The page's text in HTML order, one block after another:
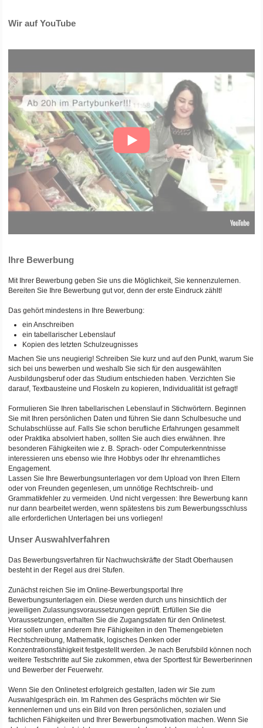
Wir auf YouTube
Ihre Bewerbung
Mit Ihrer Bewerbung geben Sie uns die Möglichkeit, Sie kennenzulernen.
Bereiten Sie Ihre Bewerbung gut vor, denn der erste Eindruck zählt!
Das gehört mindestens in Ihre Bewerbung:
ein Anschreiben
ein tabellarischer Lebenslauf
Kopien des letzten Schulzeugnisses
Machen Sie uns neugierig! Schreiben Sie kurz und auf den Punkt, warum Sie
sich bei uns bewerben und weshalb Sie sich für den ausgewählten
Ausbildungsberuf oder das Studium entschieden haben. Verzichten Sie
darauf, Textbausteine und Floskeln zu kopieren, Individualität ist gefragt!
Formulieren Sie Ihren tabellarischen Lebenslauf in Stichwörtern. Beginnen
Sie mit Ihren persönlichen Daten und führen Sie dann Schulbesuche und
Schulabschlüsse auf. Falls Sie schon berufliche Erfahrungen gesammelt
oder Praktika absolviert haben, sollten Sie auch dies erwähnen. Ihre
besonderen Fähigkeiten wie z. B. Sprach- oder Computerkenntnisse
interessieren uns ebenso wie Ihre Hobbys oder Ihr ehrenamtliches
Engagement.
Lassen Sie Ihre Bewerbungsunterlagen vor dem Upload von Ihren Eltern
oder von Freunden gegenlesen, um unnötige Rechtschreib- und
Grammatikfehler zu vermeiden. Und nicht vergessen: Ihre Bewerbung kann
nur dann bearbeitet werden, wenn spätestens bis zum Bewerbungsschluss
alle erforderlichen Unterlagen bei uns vorliegen!
Unser Auswahlverfahren
Das Bewerbungsverfahren für Nachwuchskräfte der Stadt Oberhausen
besteht in der Regel aus drei Stufen.
Zunächst reichen Sie im Online-Bewerbungsportal Ihre
Bewerbungsunterlagen ein. Diese werden durch uns hinsichtlich der
jeweiligen Zulassungsvoraussetzungen geprüft. Erfüllen Sie die
Voraussetzungen, erhalten Sie die Zugangsdaten für den Onlinetest.
Hier sollen unter anderem Ihre Fähigkeiten in den Themengebieten
Rechtschreibung, Mathematik, logisches Denken oder
Konzentrationsfähigkeit festgestellt werden. Je nach Berufsbild können noch
weitere Testschritte auf Sie zukommen, etwa der Sporttest für Bewerberinnen
und Bewerber der Feuerwehr.
Wenn Sie den Onlinetest erfolgreich gestalten, laden wir Sie zum
Auswahlgespräch ein. Im Rahmen des Gesprächs möchten wir Sie
kennenlernen und uns ein Bild von Ihren persönlichen, sozialen und
fachlichen Fähigkeiten und Ihrer Bewerbungsmotivation machen. Wenn Sie